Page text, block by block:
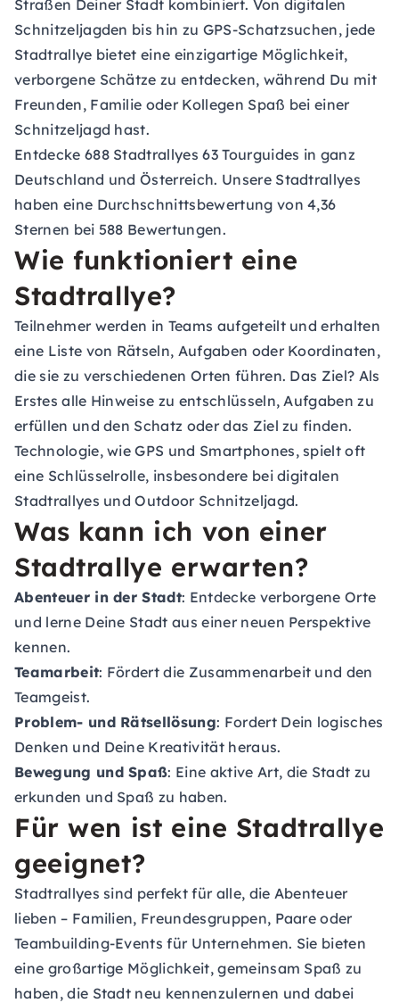
Straßen Deiner Stadt kombiniert. Von digitalen
Schnitzeljagden bis hin zu GPS-Schatzsuchen, jede
Stadtrallye bietet eine einzigartige Möglichkeit,
verborgene Schätze zu entdecken, während Du mit
Freunden, Familie oder Kollegen Spaß bei einer
Schnitzeljagd hast.
Entdecke 688 Stadtrallyes 63 Tourguides in ganz
Deutschland und Österreich. Unsere Stadtrallyes
haben eine Durchschnittsbewertung von 4,36
Sternen bei 588 Bewertungen.
Wie funktioniert eine
Stadtrallye?
Teilnehmer werden in Teams aufgeteilt und erhalten
eine Liste von Rätseln, Aufgaben oder Koordinaten,
die sie zu verschiedenen Orten führen. Das Ziel? Als
Erstes alle Hinweise zu entschlüsseln, Aufgaben zu
erfüllen und den Schatz oder das Ziel zu finden.
Technologie, wie GPS und Smartphones, spielt oft
eine Schlüsselrolle, insbesondere bei digitalen
Stadtrallyes und Outdoor Schnitzeljagd.
Was kann ich von einer
Stadtrallye erwarten?
Abenteuer in der Stadt: Entdecke verborgene Orte
und lerne Deine Stadt aus einer neuen Perspektive
kennen.
Teamarbeit: Fördert die Zusammenarbeit und den
Teamgeist.
Problem- und Rätsellösung: Fordert Dein logisches
Denken und Deine Kreativität heraus.
Bewegung und Spaß: Eine aktive Art, die Stadt zu
erkunden und Spaß zu haben.
Für wen ist eine Stadtrallye
geeignet?
Stadtrallyes sind perfekt für alle, die Abenteuer
lieben – Familien, Freundesgruppen, Paare oder
Teambuilding-Events für Unternehmen. Sie bieten
eine großartige Möglichkeit, gemeinsam Spaß zu
haben, die Stadt neu kennenzulernen und dabei